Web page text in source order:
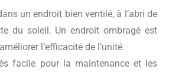
un endroit bien ventilé, à l’abri de
du soleil. Un endroit ombragé est
l’efficacité de l’unité.
facile pour la maintenance et les